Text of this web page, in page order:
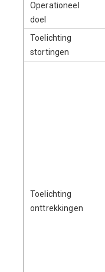
Operationeel
doel
Toelichting
stortingen
Toelichting
onttrekkingen